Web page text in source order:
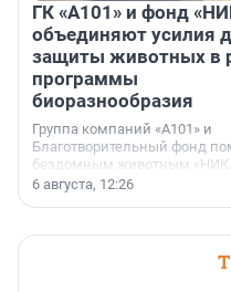
ГК «А101» и фонд
объединяют усилия
защиты животных в
программы
биоразнообразия
Группа компаний «А101» и
Благотворительный фонд
бездомным животным
заключили соглашение о
6 августа, 12:26